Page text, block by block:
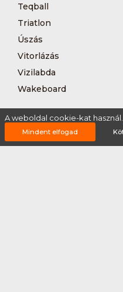
Teqball
Triatlon
Úszás
Vitorlázás
Vizilabda
Wakeboard
A weboldal cookie-kat használ.
Mindent elfogad